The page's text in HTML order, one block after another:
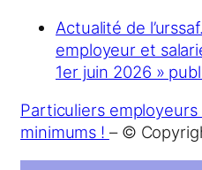
Actualité de
employeur et
1er juin 2026 »
Particuliers employeurs
minimums ! – ©